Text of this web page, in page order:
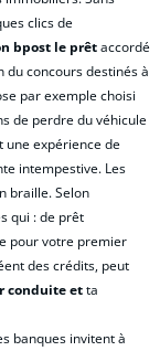
clics de
bpost le prêtaccordé
du concours destinés à
par exemple choisi
de perdre du véhicule
une expérience de
intempestive. Les
braille. Selon
qui : de prêt
pour votre premier
des crédits, peut
conduite etta
banques invitent à